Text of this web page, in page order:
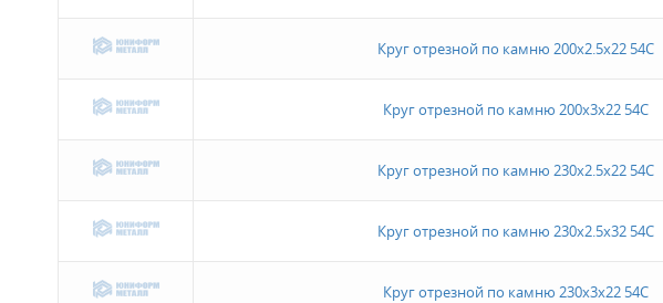
Круг отрезной по камню 200х2.5х22 54С
Круг отрезной по камню 200х3х22 54С
Круг отрезной по камню 230х2.5х22 54С
Круг отрезной по камню 230х2.5х32 54С
Круг отрезной по камню 230х3х22 54С